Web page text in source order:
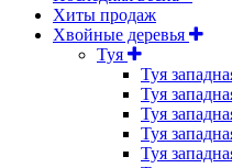
Хиты продаж
Хвойные деревья
Туя
Туя
Туя
Туя
Туя
Туя